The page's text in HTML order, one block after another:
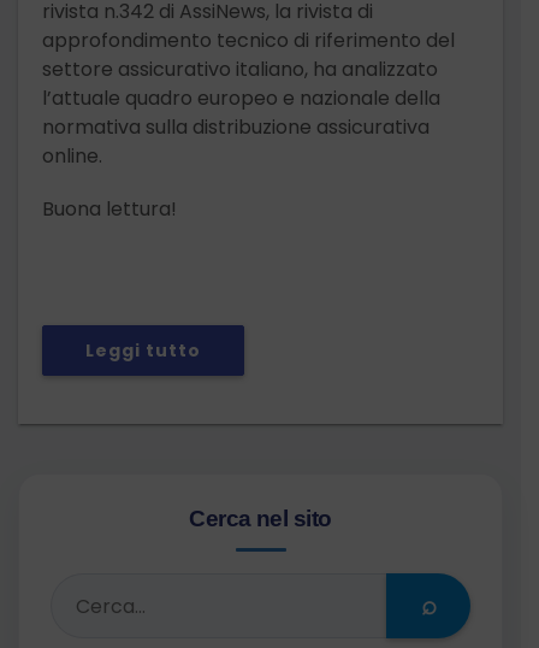
rivista n.342 di AssiNews, la rivista di
approfondimento tecnico di riferimento del
settore assicurativo italiano, ha analizzato
l’attuale quadro europeo e nazionale della
normativa sulla distribuzione assicurativa
online.
Buona lettura!
Leggi tutto
Cerca nel sito
⌕